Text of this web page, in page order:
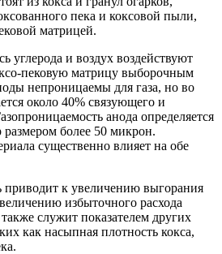
пека и коксовой пыли,
матрицей.
углерода и воздух воздействуют
пековую матрицу выборочным
непроницаемы для газа, но во
около 40% связующего и
анода определяется
более 50 микрон.
существенно влияет на обе
приводит к увеличению выгорания
избыточного расхода
служит показателем других
как насыпная плотность кокса,